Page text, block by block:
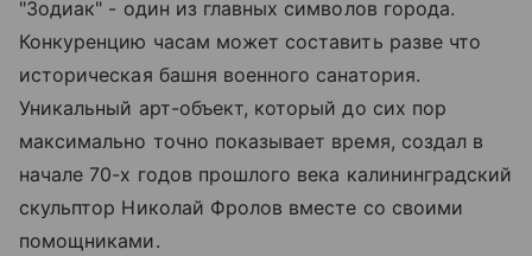
"Зодиак" - один из главных символов города.
Конкуренцию часам может составить разве что
историческая башня военного санатория.
Уникальный арт-объект, который до сих пор
максимально точно показывает время, создал в
начале 70-х годов прошлого века калининградский
скульптор Николай Фролов вместе со своими
помощниками.